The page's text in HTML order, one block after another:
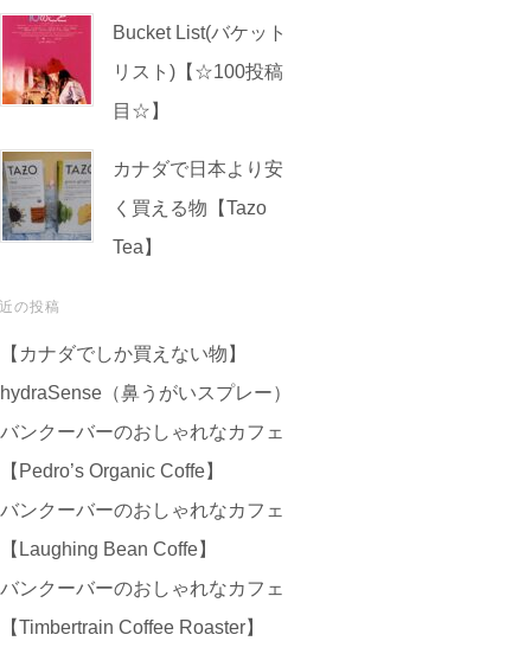
Bucket List(バケット
リスト)【☆100投稿
目☆】
カナダで日本より安
く買える物【Tazo
Tea】
の投稿
【カナダでしか買えない物】
hydraSense（鼻うがいスプレー）
バンクーバーのおしゃれなカフェ
【Pedro’s Organic Coffe】
バンクーバーのおしゃれなカフェ
【Laughing Bean Coffe】
バンクーバーのおしゃれなカフェ
【Timbertrain Coffee Roaster】